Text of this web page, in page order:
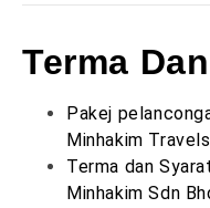
Terma
Pakej
Minhakim
Terma dan
Minhakim Sdn